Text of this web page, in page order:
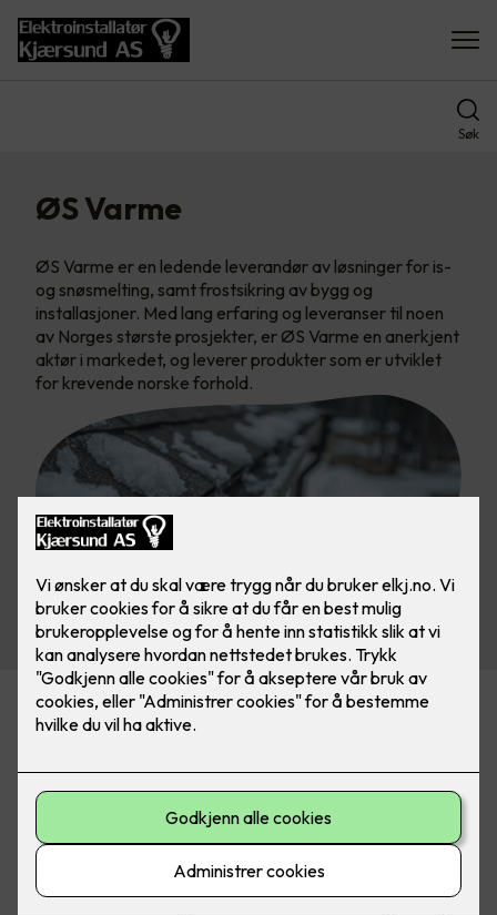
Søk
ØS Varme
ØS Varme er en ledende leverandør av løsninger for is-
og snøsmelting, samt frostsikring av bygg og
installasjoner. Med lang erfaring og leveranser til noen
av Norges største prosjekter, er ØS Varme en anerkjent
aktør i markedet, og leverer produkter som er utviklet
for krevende norske forhold.
Spesialist på is- og
ØS Varme har lager i Norge, noe som gir kort leveringstid og
god tilgjengelighet. Produktene leveres både som kappbare
metervarer og som ferdigproduserte løsninger, tilpasset
ulike typer prosjekter og behov.